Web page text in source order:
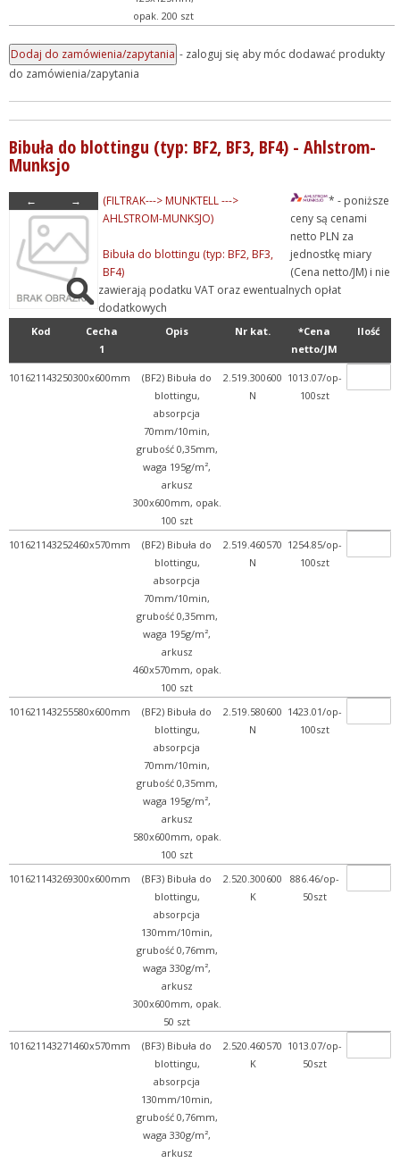
opak. 200 szt
- zaloguj się aby móc dodawać produkty
do zamówienia/zapytania
Bibuła do blottingu (typ: BF2, BF3, BF4) - Ahlstrom-
Munksjo
← →
(FILTRAK---> MUNKTELL --->
AHLSTROM-MUNKSJO)
Bibuła do blottingu (typ: BF2, BF3,
BF4)
* - poniższe
ceny są cenami
netto PLN za
jednostkę miary
(Cena netto/JM) i nie
zawierają podatku VAT oraz ewentualnych opłat
dodatkowych
Kod
Cecha
1
Opis Nr kat.
*Cena
netto/JM
Ilość
101621143250300x600mm
(BF2) Bibuła do
blottingu,
absorpcja
70mm/10min,
grubość 0,35mm,
waga 195g/m²,
arkusz
300x600mm, opak.
100 szt
2.519.300600
N
1013.07/op-
100szt
101621143252460x570mm
(BF2) Bibuła do
blottingu,
absorpcja
70mm/10min,
grubość 0,35mm,
waga 195g/m²,
arkusz
460x570mm, opak.
100 szt
2.519.460570
N
1254.85/op-
100szt
101621143255580x600mm
(BF2) Bibuła do
blottingu,
absorpcja
70mm/10min,
grubość 0,35mm,
waga 195g/m²,
arkusz
580x600mm, opak.
100 szt
2.519.580600
N
1423.01/op-
100szt
101621143269300x600mm
(BF3) Bibuła do
blottingu,
absorpcja
130mm/10min,
grubość 0,76mm,
waga 330g/m²,
arkusz
300x600mm, opak.
50 szt
2.520.300600
K
886.46/op-
50szt
101621143271460x570mm
(BF3) Bibuła do
blottingu,
absorpcja
130mm/10min,
grubość 0,76mm,
waga 330g/m²,
arkusz
2.520.460570
K
1013.07/op-
50szt